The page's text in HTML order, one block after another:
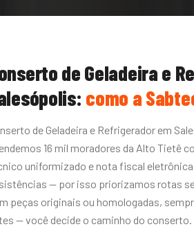
de Geladeira e
: como a
de Geladeira e Refrigerador em
16 mil moradores da Alto Tietê
uniformizado e nota fiscal
— por isso priorizamos rotas
peças originais ou homologadas,
— você decide o caminho do conserto.